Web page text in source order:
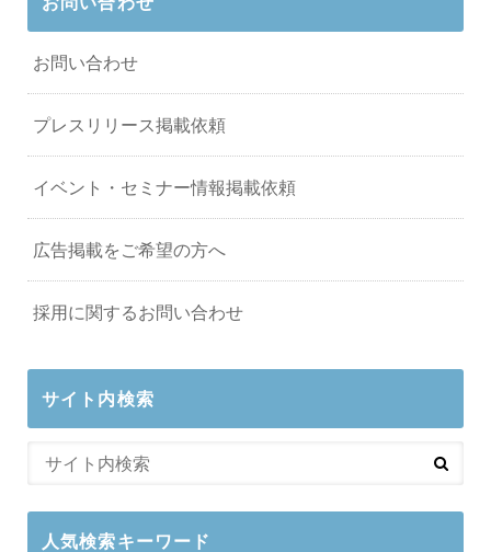
お問い合わせ
プレスリリース掲載依頼
イベント・セミナー情報掲載依頼
広告掲載をご希望の方へ
採用に関するお問い合わせ
サイト内検索
人気検索キーワード